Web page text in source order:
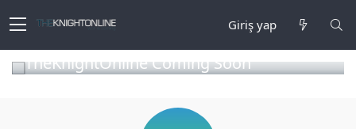
Giriş yap
TheKnightOnline Coming Soon